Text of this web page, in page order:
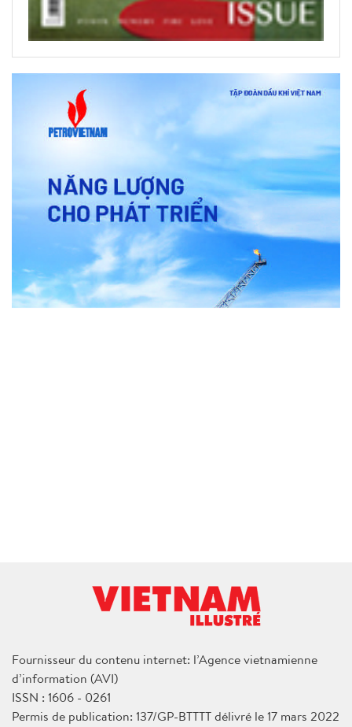
Fournisseur du contenu internet: l’Agence vietnamienne
d’information (AVI)
ISSN : 1606 - 0261
Permis de publication: 137/GP-BTTTT délivré le 17 mars 2022